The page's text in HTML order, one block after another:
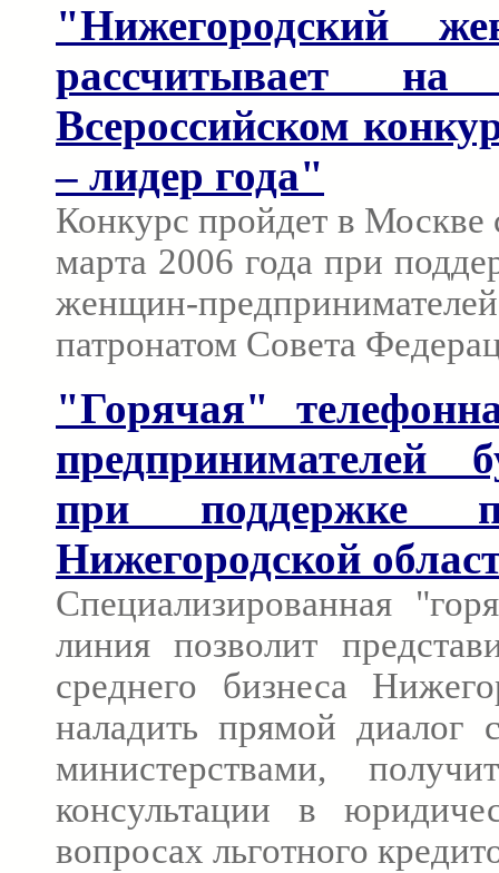
"Нижегородский
рассчитывает
Всероссийском
– лидер года"
Конкурс пройдет в Москве
марта 2006 года при
женщин-
патронатом Совета
"Горячая"
предпринимателей
при поддержке
Нижегородской
Специализированная
линия позволит
среднего бизнеса
наладить прямой диалог
министерствами,
консультации в
вопросах льготного